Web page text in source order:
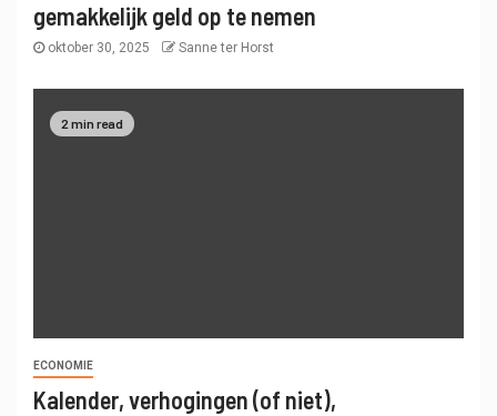
gemakkelijk geld op te nemen
oktober 30, 2025 Sanne ter Horst
2 min read
ECONOMIE
Kalender, verhogingen (of niet),